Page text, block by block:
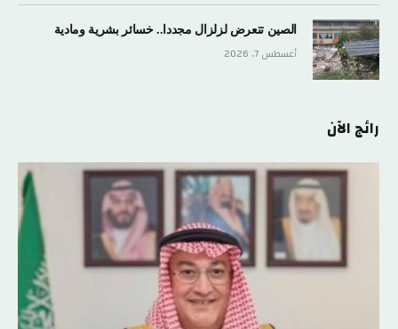
الصين تتعرض لزلزال مجددا.. خسائر بشرية ومادية
أغسطس 7, 2026
رائج الآن